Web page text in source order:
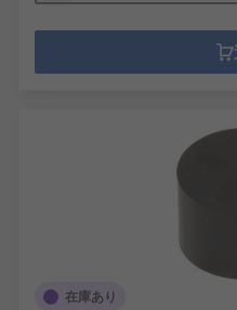
在庫あり